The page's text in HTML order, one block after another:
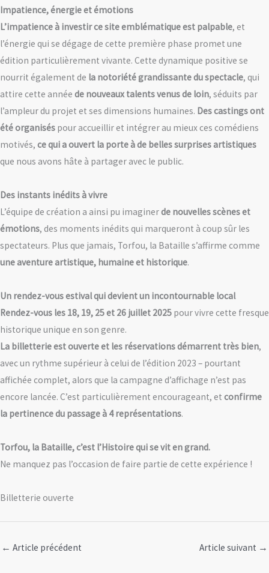
Impatience, énergie et émotions
L’impatience à investir ce site emblématique est palpable, et
l’énergie qui se dégage de cette première phase promet une
édition particulièrement vivante. Cette dynamique positive se
nourrit également de la notoriété grandissante du spectacle, qui
attire cette année de nouveaux talents venus de loin, séduits par
l’ampleur du projet et ses dimensions humaines. Des castings ont
été organisés pour accueillir et intégrer au mieux ces comédiens
motivés, ce qui a ouvert la porte à de belles surprises artistiques
que nous avons hâte à partager avec le public.
Des instants inédits à vivre
L’équipe de création a ainsi pu imaginerde nouvelles scènes et
émotions, des moments inédits qui marqueront à coup sûr les
spectateurs. Plus que jamais, Torfou, la Bataille s’affirme comme
une aventure artistique, humaine et historique.
Un rendez-vous estival qui devient un incontournable local
Rendez-vous les 18, 19, 25 et 26 juillet 2025 pour vivre cette fresque
historique unique en son genre.
La billetterie est ouverte et les réservations démarrent très bien,
avec un rythme supérieur à celui de l’édition 2023 – pourtant
affichée complet, alors que la campagne d’affichage n’est pas
encore lancée. C’est particulièrement encourageant, et confirme
la pertinence du passage à 4 représentations.
Torfou, la Bataille, c’est l’Histoire qui se vit en grand.
Ne manquez pas l’occasion de faire partie de cette expérience !
Billetterie ouverte
← Article précédent Article suivant →